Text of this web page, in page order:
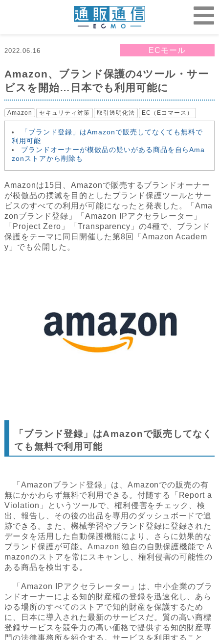
2022.06.16 ECモール
Amazon、ブランド保護の4ツール・サー
ビスを開始…日本でも利用可能に
Amazon セキュリティ対策 取引透明化法 EC（Eコマース）
「ブランド登録」はAmazonで販売してなくても無料で
利用可能
ブランドオーナーが模倣品の疑いがある商品を自らAma
zonストアから削除も
Amazonは15日、Amazonで販売するブランドオーナー
が模倣品の撲滅を目的としたブランド保護ツールとサー
ビスのすべての利用が可能になったと発表した。「Ama
zonブランド登録」「Amazon IPアクセラレーター」
「Project Zero」「Transparency」の4種で、ブランド
保護をテーマに同日開催した第8回「Amazon Academ
y」でも公開した。
「ブランド登録」はAmazonで販売してなく
ても無料で利用可能
「Amazonブランド登録」は、Amazonでの販売の有
無にかかわらず無料で利用できる。付随する「Report a
Violation」というツールで、権利侵害をチェック、検
出、報告し、その後の出品を専用のダッシュボードで追
跡できる。また、機械学習やブランド登録に登録された
データを活用した自動保護機能により、さらに効果的な
ブランド保護が可能。Amazon 独自の自動保護機能で A
mazonのストアを常にスキャンし、権利侵害の可能性の
ある商品を検出する。
「Amazon IPアクセラレーター」は、中小企業のブラ
ンドオーナーによる知的財産権の登録を迅速化し、あら
ゆる場所のすべてのストアで知的財産を保護するため
に、日本に導入された最新のサービスだ。質の高い商標
登録サービスを競争力の高い価格で提供する知的財産専
門の法律事務所を紹介する。サービスを利用すること